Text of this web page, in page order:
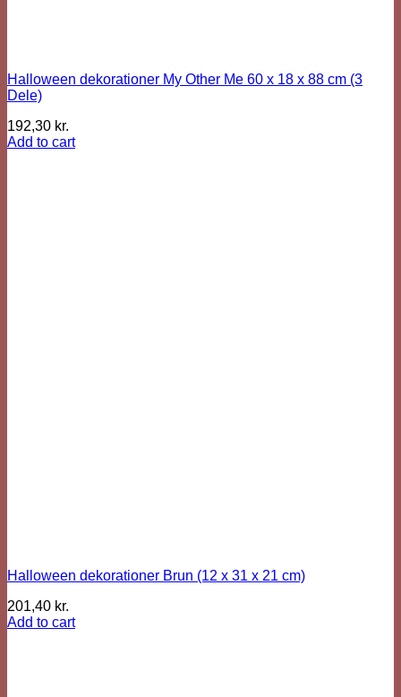
Halloween dekorationer My Other Me 60 x 18 x 88 cm (3
Dele)
192,30 kr.
Add to cart
Halloween dekorationer Brun (12 x 31 x 21 cm)
201,40 kr.
Add to cart